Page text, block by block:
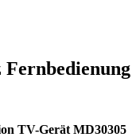
TV-Gerät MD30305